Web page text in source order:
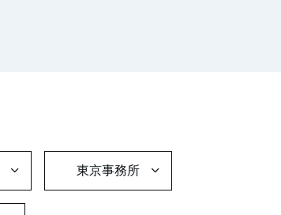
東京事務所